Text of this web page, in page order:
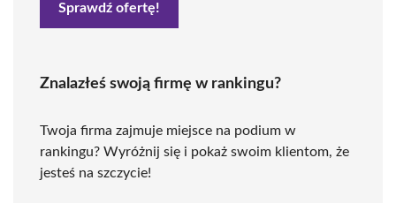
Sprawdź ofertę!
Znalazłeś swoją firmę w rankingu?
Twoja firma zajmuje miejsce na podium w
rankingu? Wyróżnij się i pokaż swoim klientom, że
jesteś na szczycie!